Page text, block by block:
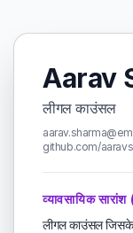
Aarav
लीगल काउंसल
github.com/
व्यावसायिक
लीगल काउंसल